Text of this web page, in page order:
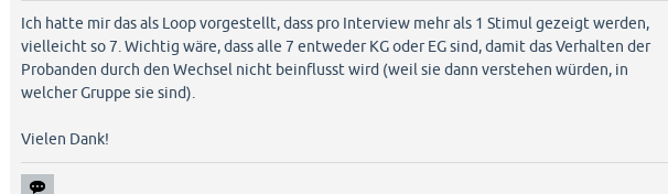
Ich hatte mir das als Loop vorgestellt, dass pro Interview mehr als 1 Stimul gezeigt werden,
vielleicht so 7. Wichtig wäre, dass alle 7 entweder KG oder EG sind, damit das Verhalten der
Probanden durch den Wechsel nicht beinflusst wird (weil sie dann verstehen würden, in
welcher Gruppe sie sind).
Vielen Dank!